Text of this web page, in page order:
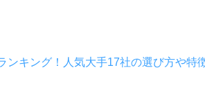
ンキング！人気大手17社の選び方や特